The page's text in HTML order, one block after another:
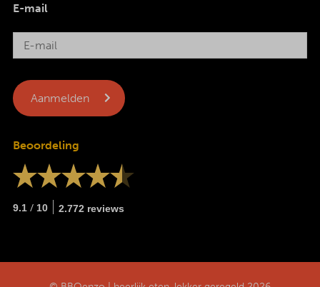
E-mail
Beoordeling
9.1 / 10 2.772 reviews